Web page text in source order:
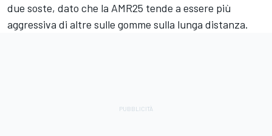
due soste, dato che la AMR25 tende a essere più
aggressiva di altre sulle gomme sulla lunga distanza.